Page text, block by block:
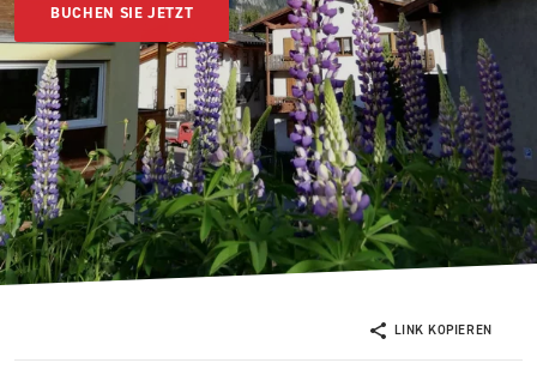
BUCHEN SIE JETZT
LINK KOPIEREN